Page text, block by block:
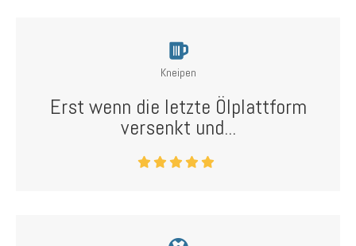
Kneipen
Erst wenn die letzte Ölplattform
versenkt und...